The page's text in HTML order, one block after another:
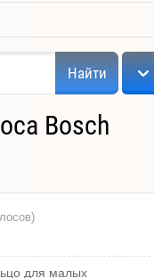
Найти
Bosch
для малых